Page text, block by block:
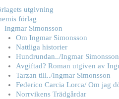
utgivning
förlag
Ingmar Simonsson
Om Ingmar Simonsson
Nattliga historier
Hundrundan../Ingmar Simonsson
Avgiftad? Roman utgiven av
Tarzan till../Ingmar Simonsson
Federico Carcia Lorca/ Om jag
Norrvikens Trädgårdar